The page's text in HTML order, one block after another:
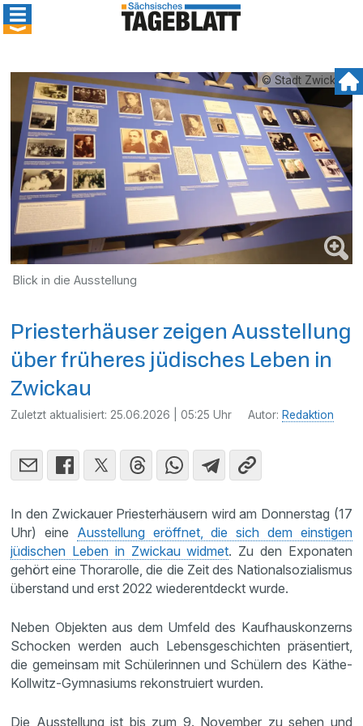
© Stadt Zwickau
Blick in die Ausstellung
Priesterhäuser zeigen Ausstellung
über früheres jüdisches Leben in
Zwickau
Zuletzt aktualisiert: 25.06.2026 | 05:25 Uhr Autor: Redaktion
In den Zwickauer Priesterhäusern wird am Donnerstag (17
Uhr) eine Ausstellung eröffnet, die sich dem einstigen
jüdischen Leben in Zwickau widmet. Zu den Exponaten
gehört eine Thorarolle, die die Zeit des Nationalsozialismus
überstand und erst 2022 wiederentdeckt wurde.
Neben Objekten aus dem Umfeld des Kaufhauskonzerns
Schocken werden auch Lebensgeschichten präsentiert,
die gemeinsam mit Schülerinnen und Schülern des Käthe-
Kollwitz-Gymnasiums rekonstruiert wurden.
Die Ausstellung ist bis zum 9. November zu sehen und